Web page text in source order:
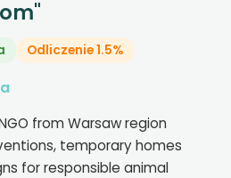
Odliczenie 1.5%
from Warsaw region
temporary homes
for responsible animal